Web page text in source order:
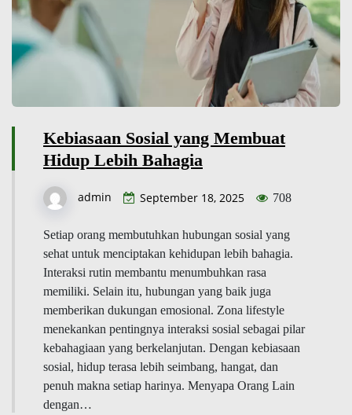
Kebiasaan Sosial yang Membuat
Hidup Lebih Bahagia
admin September 18, 2025 708
Setiap orang membutuhkan hubungan sosial yang
sehat untuk menciptakan kehidupan lebih bahagia.
Interaksi rutin membantu menumbuhkan rasa
memiliki. Selain itu, hubungan yang baik juga
memberikan dukungan emosional. Zona lifestyle
menekankan pentingnya interaksi sosial sebagai pilar
kebahagiaan yang berkelanjutan. Dengan kebiasaan
sosial, hidup terasa lebih seimbang, hangat, dan
penuh makna setiap harinya. Menyapa Orang Lain
dengan…